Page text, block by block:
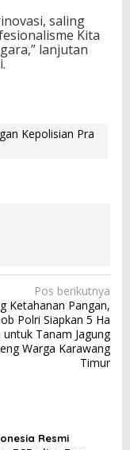
saling
Kita
lanjutan
Kepolisian Pra
Pos berikutnya
Ketahanan Pangan,
Polri Siapkan 5 Ha
untuk Tanam Jagung
Warga Karawang
Timur
Resmi